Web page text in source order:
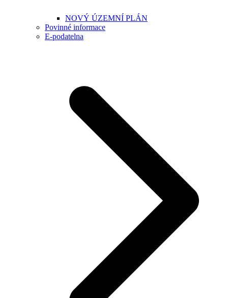
NOVÝ ÚZEMNÍ PLÁN
Povinné informace
E-podatelna